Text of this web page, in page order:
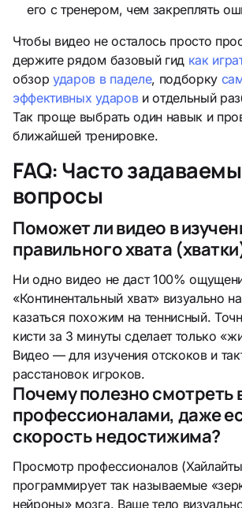
его с тренером, чем закреплять
Чтобы видео не осталось просто
держите рядом базовый гид как
обзорударов в паделе, подборку
эффективных ударови отдельный
Так проще выбрать один навык и
ближайшей тренировке.
FAQ: Часто
вопросы
Поможет ли видео в
правильного хвата
Ни одно видео не даст 100%
«Континентальный хват» визуально
казаться похожим на теннисный.
кисти за 3 минуты сделает только
Видео — для изучения отскоков и
расстановок игроков.
Почему полезно смотреть
профессионалами, даже
скорость недостижима?
Просмотр профессионалов
программирует так называемые
нейроны» мозга. Ваше тело